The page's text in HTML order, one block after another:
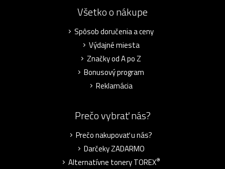
Všetko o nákupe
Spôsob doručenia a ceny
Výdajné miesta
Značky od A po Z
Bonusový program
Reklamácia
Prečo vybrať nás?
Prečo nakupovať u nás?
Darčeky ZADARMO
Alternatívne tonery TOREX®